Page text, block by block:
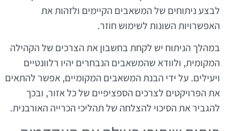
לבצע ניתוחים של המשאבים הקיימים ולזהות את
האפשרויות השונות לשימוש חוזר.
במהלך הניתוח יש לקחת בחשבון את הצרכים של הקהילה
המקומית, ולוודא שהמשאבים הנבחרים יהיו רלוונטיים
ויעילים. על ידי הבנת המשאבים המקומיים, אפשר להתאים
את הפרויקטים לצרכים הספציפיים של כל אזור, ובכך
להגביר את הסיכוי להצלחה של תהליכי הכרייה האורבנית.